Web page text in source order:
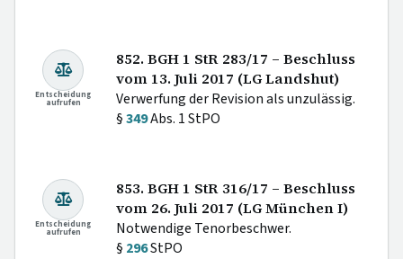
Entscheidung
aufrufen
852. BGH 1 StR 283/17 – Beschluss
vom 13. Juli 2017 (LG Landshut)
Verwerfung der Revision als unzulässig.
§349Abs. 1 StPO
Entscheidung
aufrufen
853. BGH 1 StR 316/17 – Beschluss
vom 26. Juli 2017 (LG München I)
Notwendige Tenorbeschwer.
§ 296StPO